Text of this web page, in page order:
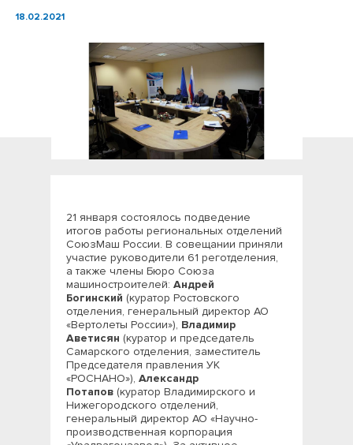
18.02.2021
21 января состоялось подведение
итогов работы региональных отделений
СоюзМаш России. В совещании приняли
участие руководители 61 реготделения,
а также члены Бюро Союза
машиностроителей: Андрей
Богинский (куратор Ростовского
отделения, генеральный директор АО
«Вертолеты России»), Владимир
Аветисян (куратор и председатель
Самарского отделения, заместитель
Председателя правления УК
«РОСНАНО»), Александр
Потапов (куратор Владимирского и
Нижегородского отделений,
генеральный директор АО «Научно-
производственная корпорация